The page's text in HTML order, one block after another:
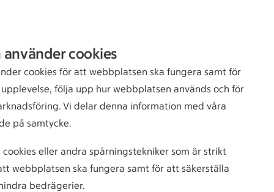
använder cookies
cookies för att webbplatsen ska fungera samt för
följa upp hur webbplatsen används och för
Vi delar denna information med våra
på samtycke.
cookies eller andra spårningstekniker som är strikt
webbplatsen ska fungera samt för att säkerställa
bedrägerier.